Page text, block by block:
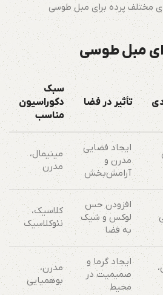
مختلف پرده برای مبل طوسی
مبل طوسی
تأثیر در فضا
سبک
دکوراسیون
مناسب
ایجاد فضایی
مدرن و
آرامش‌بخش
مینیمال،
مدرن
افزودن حس
لوکس و شیک
به فضا
کلاسیک،
نئوکلاسیک
ایجاد گرما و
صمیمیت در
محیط
مدرن،
بوهمیایی